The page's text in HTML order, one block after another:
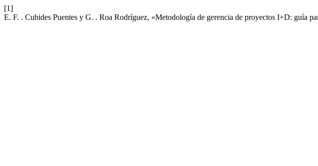
[1]
E. F. . Cubides Puentes y G. . Roa Rodríguez, «Metodología de gerencia de proyectos I+D: guía